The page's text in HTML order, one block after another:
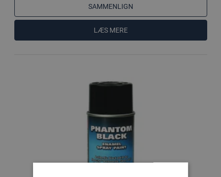
SAMMENLIGN
LÆS MERE